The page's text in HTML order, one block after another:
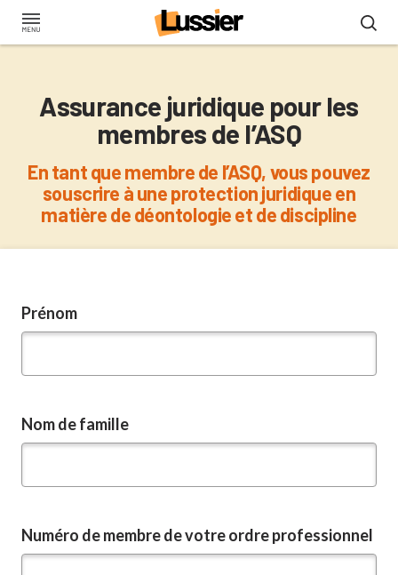
Aller
Assurance juridique pour les
membres de l’ASQ
En tant que membre de l’ASQ, vous pouvez
souscrire à une protection juridique en
matière de déontologie et de discipline
Prénom
Nom de famille
Numéro de membre de votre ordre professionnel